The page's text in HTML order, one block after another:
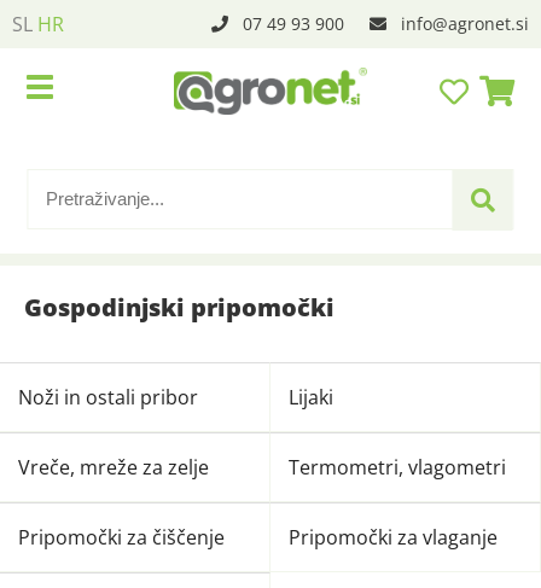
SL HR 07 49 93 900 info agronet.si
Gospodinjski pripomočki
Noži in ostali pribor Lijaki
Vreče, mreže za zelje Termometri, vlagometri
Pripomočki za čiščenje Pripomočki za vlaganje